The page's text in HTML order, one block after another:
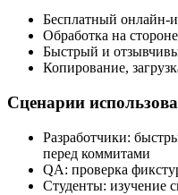
Бесплатный
Обработка на
Быстрый и
Копирование,
Сценарии
Разработчики:
перед коммитами
QA: проверка
Студенты: изучение